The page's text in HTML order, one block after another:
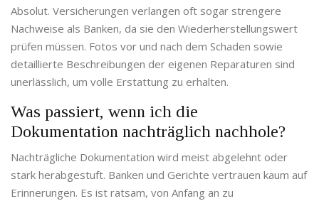
Absolut. Versicherungen verlangen oft sogar strengere
Nachweise als Banken, da sie den Wiederherstellungswert
prüfen müssen. Fotos vor und nach dem Schaden sowie
detaillierte Beschreibungen der eigenen Reparaturen sind
unerlässlich, um volle Erstattung zu erhalten.
Was passiert, wenn ich die
Dokumentation nachträglich nachhole?
Nachträgliche Dokumentation wird meist abgelehnt oder
stark herabgestuft. Banken und Gerichte vertrauen kaum auf
Erinnerungen. Es ist ratsam, von Anfang an zu